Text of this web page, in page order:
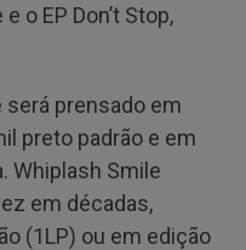
o EP Don’t Stop,
será prensado em
preto padrão e em
Whiplash Smile
em décadas,
(1LP) ou em edição